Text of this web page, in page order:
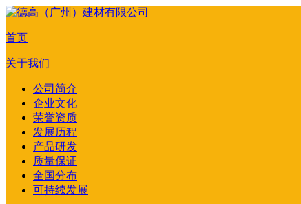
首页
关于我们
公司简介
企业文化
荣誉资质
发展历程
产品研发
质量保证
全国分布
可持续发展